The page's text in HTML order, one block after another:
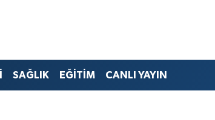
SAĞLIK EĞİTİM CANLI YAYIN